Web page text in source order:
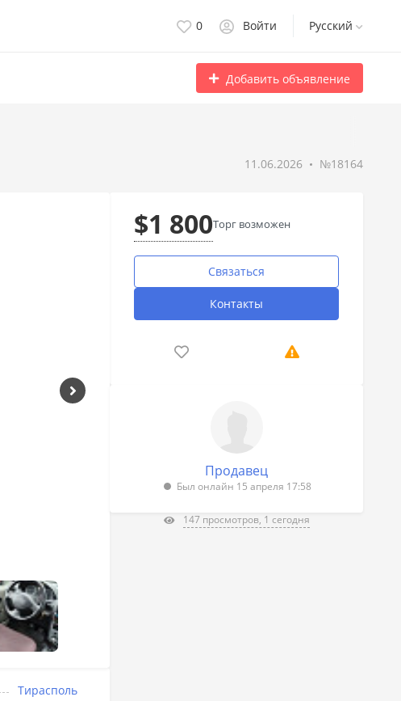
0 Войти Русский
Добавить объявление
11.06.2026 №18164
Тирасполь
$1 800Торг возможен
Связаться
Контакты
Продавец
Был онлайн 15 апреля 17:58
147 просмотров, 1 сегодня